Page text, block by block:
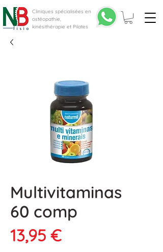
Cliniques spécialisées en
ostéopathie,
kinésithérapie et Pilates
Multivitaminas
60 comp
13,95 €Prix